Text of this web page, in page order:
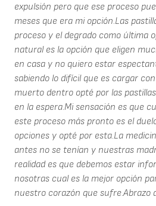
expulsión pero que ese proceso
meses que era mi opción.Las
proceso y el degrado como última
natural es la opción que eligen
en casa y no quiero estar
sabiendo lo difícil que es cargar
muerto dentro opté por las
en la espera.Mi sensación es que
este proceso más pronto es el
opciones y opté por esta.La
antes no se tenían y nuestras
realidad es que debemos estar
nosotras cual es la mejor opción
nuestro corazón que sufre.Abrazo